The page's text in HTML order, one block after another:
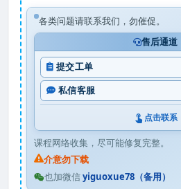
各类问题请联系我们，勿催促。
售后通道
提交工单
私信客服
点击联系
课程网络收集，尽可能修复完整。
介意勿下载
也加微信yiguoxue78（备用）